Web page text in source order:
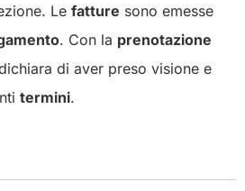
Le fatture sono emesse
. Con la prenotazione
di aver preso visione e
termini.